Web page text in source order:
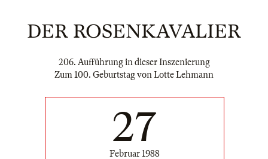
DER ROSENKAVALIER
206. Aufführung in dieser Inszenierung
Zum 100. Geburtstag von Lotte Lehmann
27
Februar 1988